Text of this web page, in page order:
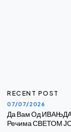
RECENT POST
07/07/2026
Да Вам Од
Речима СВЕТОМ